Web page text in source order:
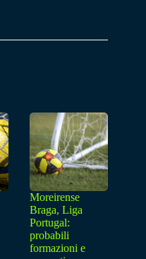
Moreirense
Braga, Liga
Portugal:
probabili
formazioni e